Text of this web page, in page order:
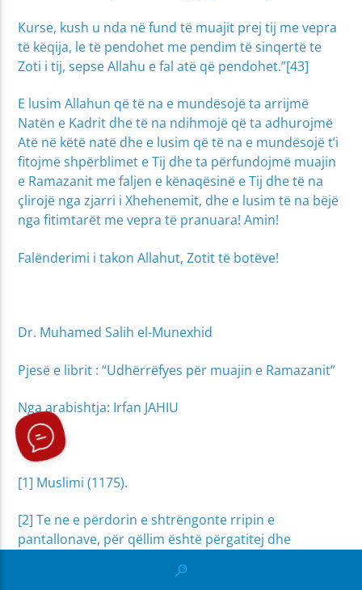
Kurse, kush u nda në fund të muajit prej tij me vepra
të këqija, le të pendohet me pendim të sinqertë te
Zoti i tij, sepse Allahu e fal atë që pendohet.”[43]
E lusim Allahun që të na e mundësojë ta arrijmë
Natën e Kadrit dhe të na ndihmojë që ta adhurojmë
Atë në këtë natë dhe e lusim që të na e mundësojë t’i
fitojmë shpërblimet e Tij dhe ta përfundojmë muajin
e Ramazanit me faljen e kënaqësinë e Tij dhe të na
çlirojë nga zjarri i Xhehenemit, dhe e lusim të na bëjë
nga fitimtarët me vepra të pranuara! Amin!
Falënderimi i takon Allahut, Zotit të botëve!
Dr. Muhamed Salih el-Munexhid
Pjesë e librit : “Udhërrëfyes për muajin e Ramazanit”
Nga arabishtja: Irfan JAHIU
[1] Muslimi (1175).
[2] Te ne e përdorin e shtrëngonte rripin e
pantallonave, për qëllim është përgatitej dhe